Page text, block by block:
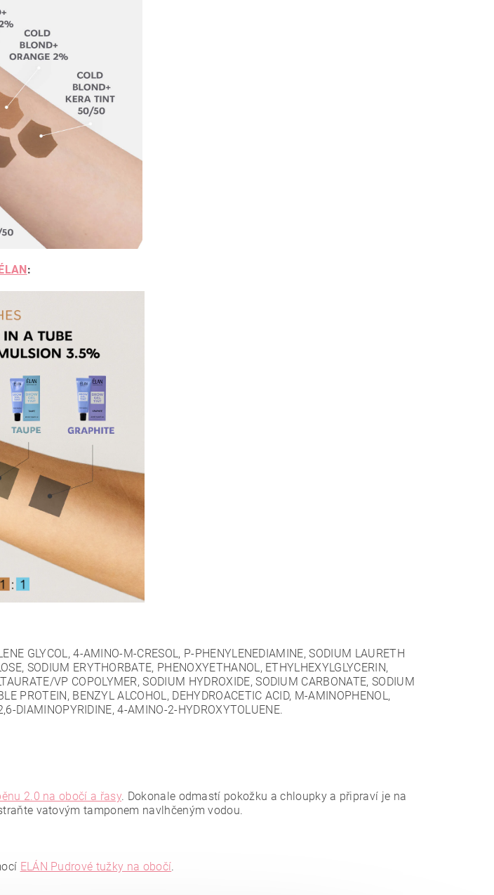
:
GLYCOL, 4-AMINO-M-CRESOL, P-PHENYLENEDIAMINE, SODIUM LAURETH
SODIUM ERYTHORBATE, PHENOXYETHANOL, ETHYLHEXYLGLYCERIN,
VP COPOLYMER, SODIUM HYDROXIDE, SODIUM CARBONATE, SODIUM
PROTEIN, BENZYL ALCOHOL, DEHYDROACETIC ACID, M-AMINOPHENOL,
DIAMINOPYRIDINE, 4-AMINO-2-HYDROXYTOLUENE.
2.0 na obočí a řasy. Dokonale odmastí pokožku a chloupky a připraví je na
vatovým tamponem navlhčeným vodou.
ELÁN Pudrové tužky na obočí.